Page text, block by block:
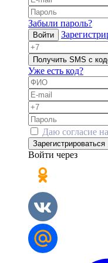
Забыли пароль?
Войти
Получить SMS с
Уже есть код?
Даю согласие
Зарегистрироваться
Войти через